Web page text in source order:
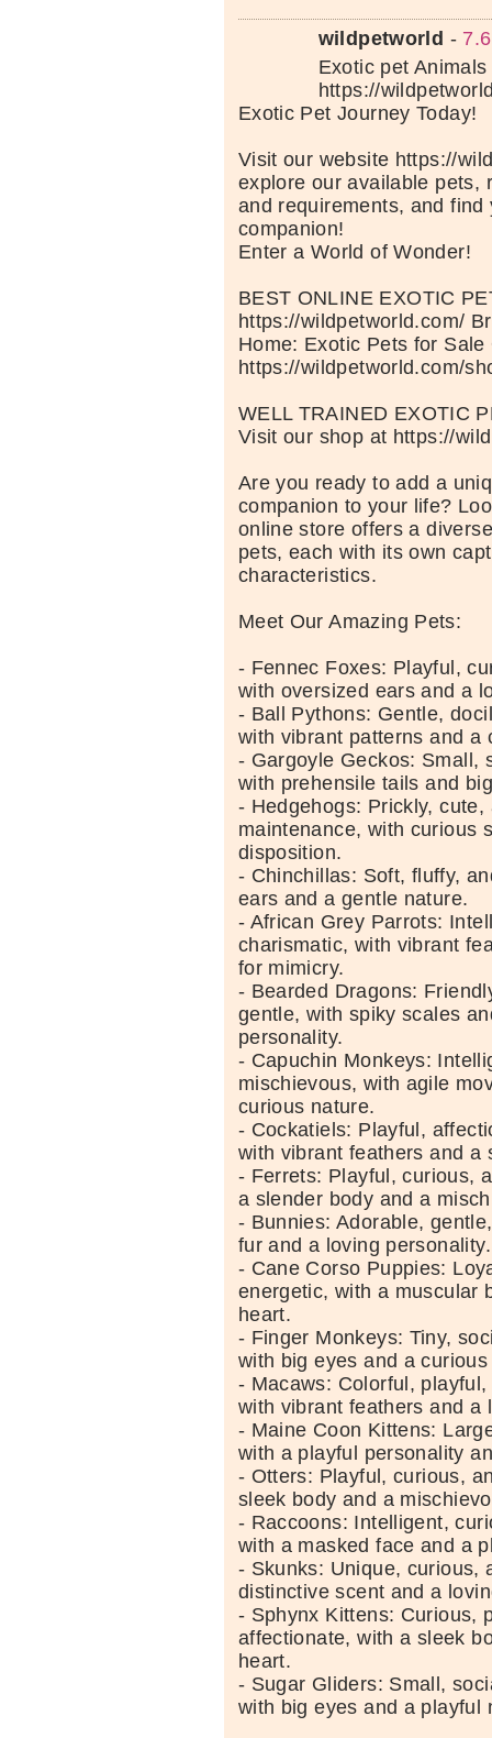
wildpetworld -
Exotic pet
https://
Exotic Pet Journey Today!
Visit our website https://
explore our available pets,
and requirements, and find
companion!
Enter a World of Wonder!
BEST ONLINE EXOTIC
https://wildpetworld.com/
Home: Exotic Pets for Sale
https://wildpetworld.com/
WELL TRAINED EXOTIC
Visit our shop at https://
Are you ready to add a
companion to your life?
online store offers a
pets, each with its own
characteristics.
Meet Our Amazing Pets:
- Fennec Foxes: Playful,
with oversized ears and a
- Ball Pythons: Gentle,
with vibrant patterns and a
- Gargoyle Geckos: Small,
with prehensile tails and
- Hedgehogs: Prickly, cute,
maintenance, with curious
disposition.
- Chinchillas: Soft, fluffy,
ears and a gentle nature.
- African Grey Parrots:
charismatic, with vibrant
for mimicry.
- Bearded Dragons:
gentle, with spiky scales
personality.
- Capuchin Monkeys:
mischievous, with agile
curious nature.
- Cockatiels: Playful,
with vibrant feathers and a
- Ferrets: Playful, curious,
a slender body and a
- Bunnies: Adorable,
fur and a loving personality.
- Cane Corso Puppies:
energetic, with a muscular
heart.
- Finger Monkeys: Tiny,
with big eyes and a
- Macaws: Colorful,
with vibrant feathers and a
- Maine Coon Kittens:
with a playful personality
- Otters: Playful, curious,
sleek body and a
- Raccoons: Intelligent,
with a masked face and a
- Skunks: Unique, curious,
distinctive scent and a
- Sphynx Kittens: Curious,
affectionate, with a sleek
heart.
- Sugar Gliders: Small,
with big eyes and a playful